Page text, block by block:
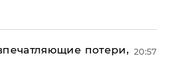
потери, 20:57